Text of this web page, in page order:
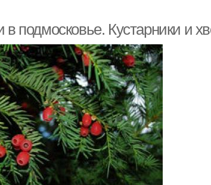
подмосковье. Кустарники и